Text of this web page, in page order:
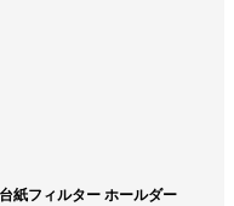
紙フィルター ホールダー